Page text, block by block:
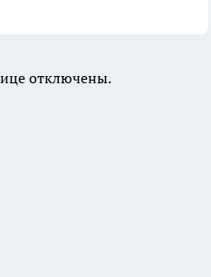
отключены.